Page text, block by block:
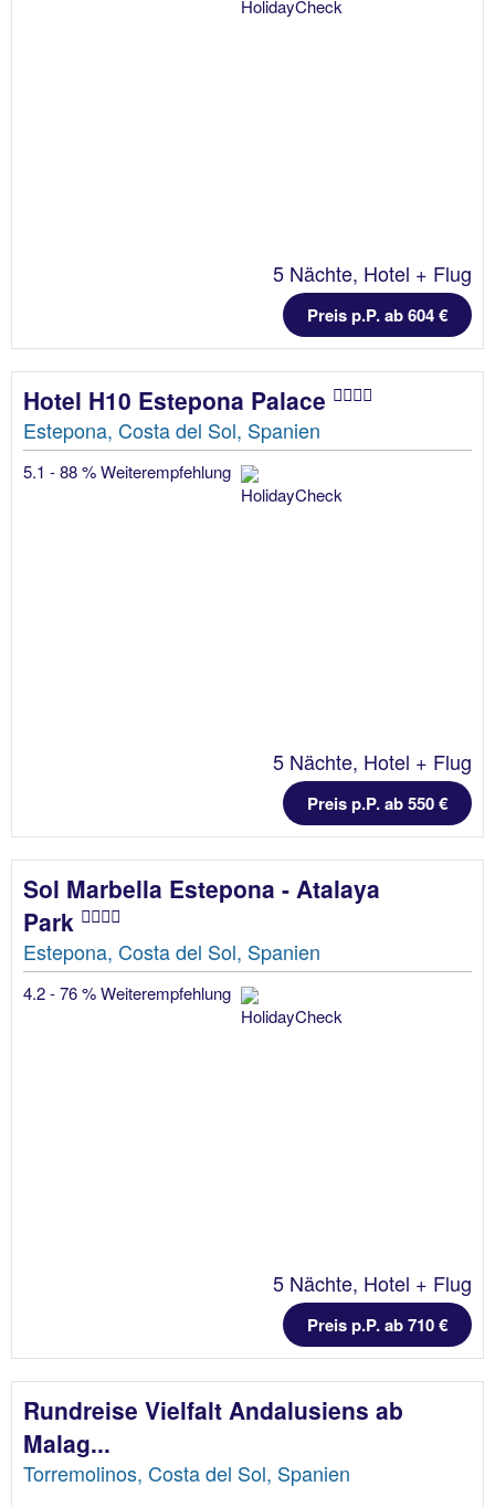
5 Nächte, Hotel + Flug
Preis p.P. ab 604 €
Hotel H10 Estepona Palace
Estepona, Costa del Sol, Spanien
5.1 - 88 % Weiterempfehlung
5 Nächte, Hotel + Flug
Preis p.P. ab 550 €
Sol Marbella Estepona - Atalaya
Park
Estepona, Costa del Sol, Spanien
4.2 - 76 % Weiterempfehlung
5 Nächte, Hotel + Flug
Preis p.P. ab 710 €
Rundreise Vielfalt Andalusiens ab
Malag...
Torremolinos, Costa del Sol, Spanien